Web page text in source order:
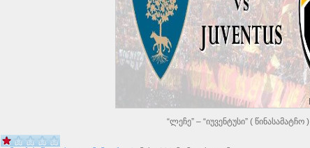
“ლეჩე” – “იუვენტუსი” ( წინასამატჩო )